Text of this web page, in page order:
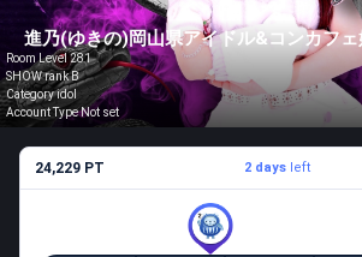
進乃(ゆきの)岡山県アイドル&コンカフェ
Room Level 281
SHOW rank B
Category idol
Account Type Not set
24,229 PT 2 days left